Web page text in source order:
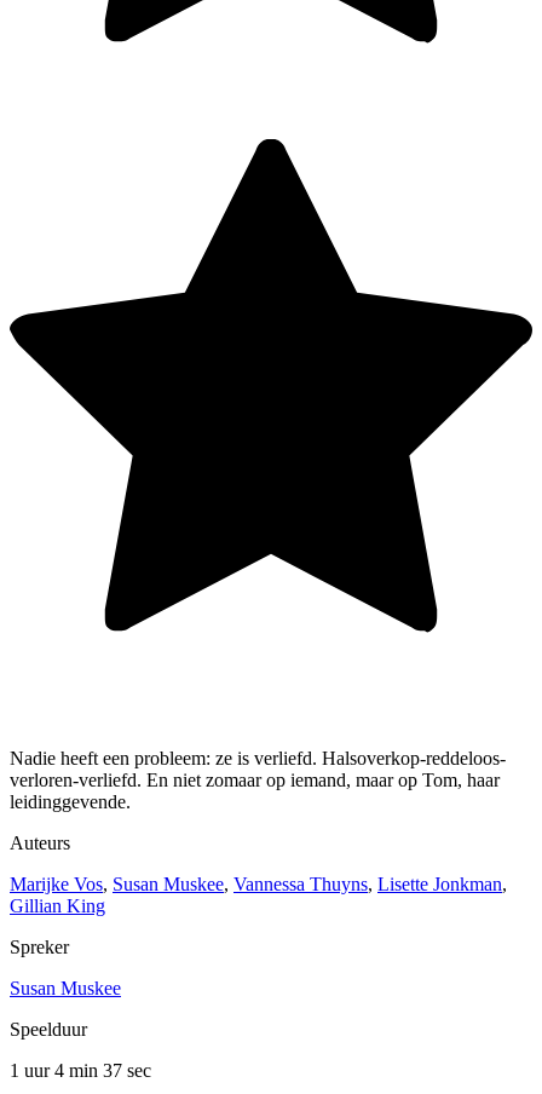
Nadie heeft een probleem: ze is verliefd. Halsoverkop-reddeloos-
verloren-verliefd. En niet zomaar op iemand, maar op Tom, haar
leidinggevende.
Auteurs
Marijke Vos, Susan Muskee, Vannessa Thuyns, Lisette Jonkman,
Gillian King
Spreker
Susan Muskee
Speelduur
1 uur 4 min 37 sec